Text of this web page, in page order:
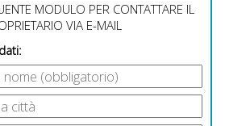
MODULO PER CONTATTARE IL
VIA E-MAIL